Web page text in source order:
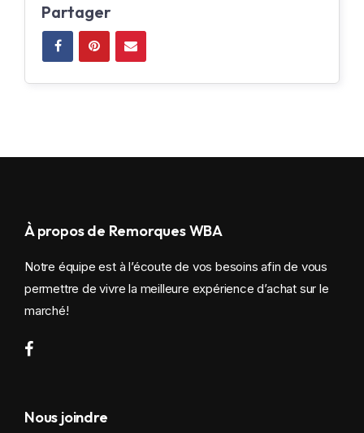
Partager
À propos de Remorques WBA
Notre équipe est à l’écoute de vos besoins afin de vous
permettre de vivre la meilleure expérience d’achat sur le
marché!
Nous joindre